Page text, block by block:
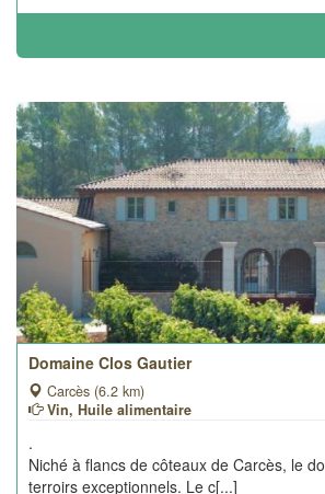
Domaine Clos Gautier
Carcès (6.2 km)
Vin, Huile alimentaire
.
Niché à flancs de côteaux de Carcès, le
terroirs exceptionnels. Le c[...]